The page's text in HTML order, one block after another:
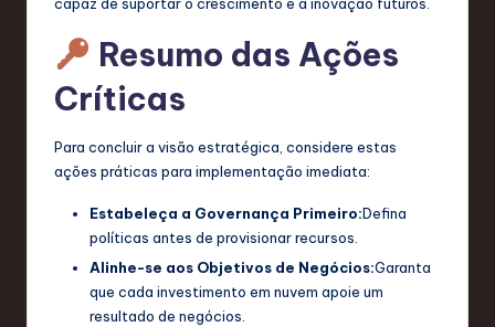
capaz de suportar o crescimento e a inovação futuros.
Resumo das Ações
Críticas
Para concluir a visão estratégica, considere estas
ações práticas para implementação imediata:
Estabeleça a Governança Primeiro:Defina
políticas antes de provisionar recursos.
Alinhe-se aos Objetivos de Negócios:Garanta
que cada investimento em nuvem apoie um
resultado de negócios.